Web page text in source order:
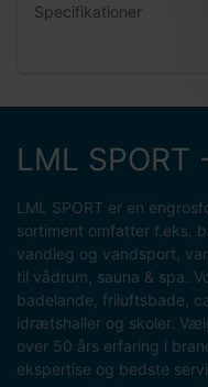
Specifikationer
LML
LML SPORT er en
sortiment omfatter f.eks.
vandleg og vandsport,
til vådrum, sauna & spa.
badelande, friluftsbade,
idrætshaller og skoler.
over 50 års erfaring i
ekspertise og bedste